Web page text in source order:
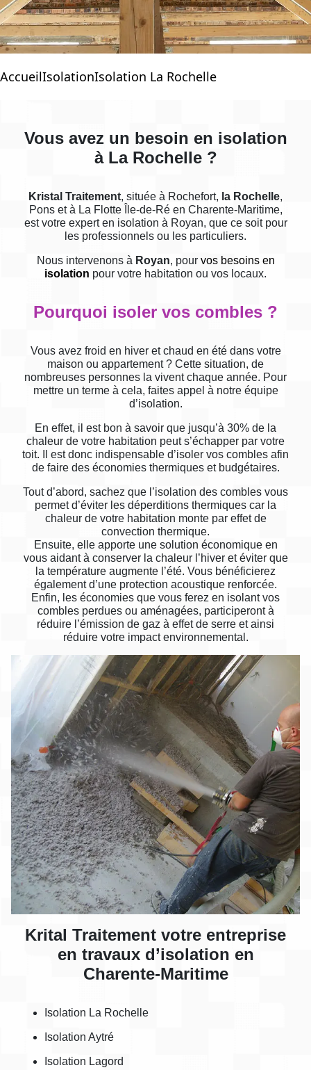
AccueilIsolationIsolation La Rochelle
Vous avez un besoin en isolation
à La Rochelle ?
Kristal Traitement, située à Rochefort, la Rochelle,
Pons et à La Flotte Île-de-Ré en Charente-Maritime,
est votre expert en isolation à Royan, que ce soit pour
les professionnels ou les particuliers.
Nous intervenons à Royan, pour vos besoins en
isolation pour votre habitation ou vos locaux.
Pourquoi isoler vos combles ?
Vous avez froid en hiver et chaud en été dans votre
maison ou appartement ? Cette situation, de
nombreuses personnes la vivent chaque année. Pour
mettre un terme à cela, faites appel à notre équipe
d’isolation.
En effet, il est bon à savoir que jusqu’à 30% de la
chaleur de votre habitation peut s’échapper par votre
toit. Il est donc indispensable d’isoler vos combles afin
de faire des économies thermiques et budgétaires.
Tout d’abord, sachez que l’isolation des combles vous
permet d’éviter les déperditions thermiques car la
chaleur de votre habitation monte par effet de
convection thermique.
Ensuite, elle apporte une solution économique en
vous aidant à conserver la chaleur l’hiver et éviter que
la température augmente l’été. Vous bénéficierez
également d’une protection acoustique renforcée.
Enfin, les économies que vous ferez en isolant vos
combles perdues ou aménagées, participeront à
réduire l’émission de gaz à effet de serre et ainsi
réduire votre impact environnemental.
Krital Traitement votre entreprise
en travaux d’isolation en
Charente-Maritime
Isolation La Rochelle
Isolation Aytré
Isolation Lagord